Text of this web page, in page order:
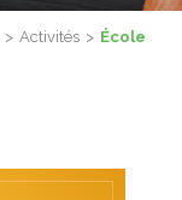
Activités École